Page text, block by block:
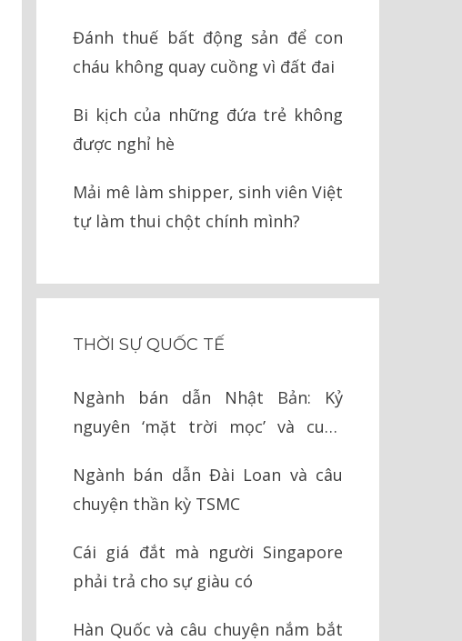
Đánh thuế bất động sản để con
cháu không quay cuồng vì đất đai
Bi kịch của những đứa trẻ không
được nghỉ hè
Mải mê làm shipper, sinh viên Việt
tự làm thui chột chính mình?
THỜI SỰ QUỐC TẾ
Ngành bán dẫn Nhật Bản: Kỷ
nguyên ‘mặt trời mọc’ và cuộc
Ngành bán dẫn Đài Loan và câu
chuyện thần kỳ TSMC
Cái giá đắt mà người Singapore
phải trả cho sự giàu có
Hàn Quốc và câu chuyện nắm bắt